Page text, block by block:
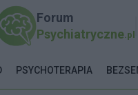
Forum
Psychiatryczne.pl
PSYCHOTERAPIA